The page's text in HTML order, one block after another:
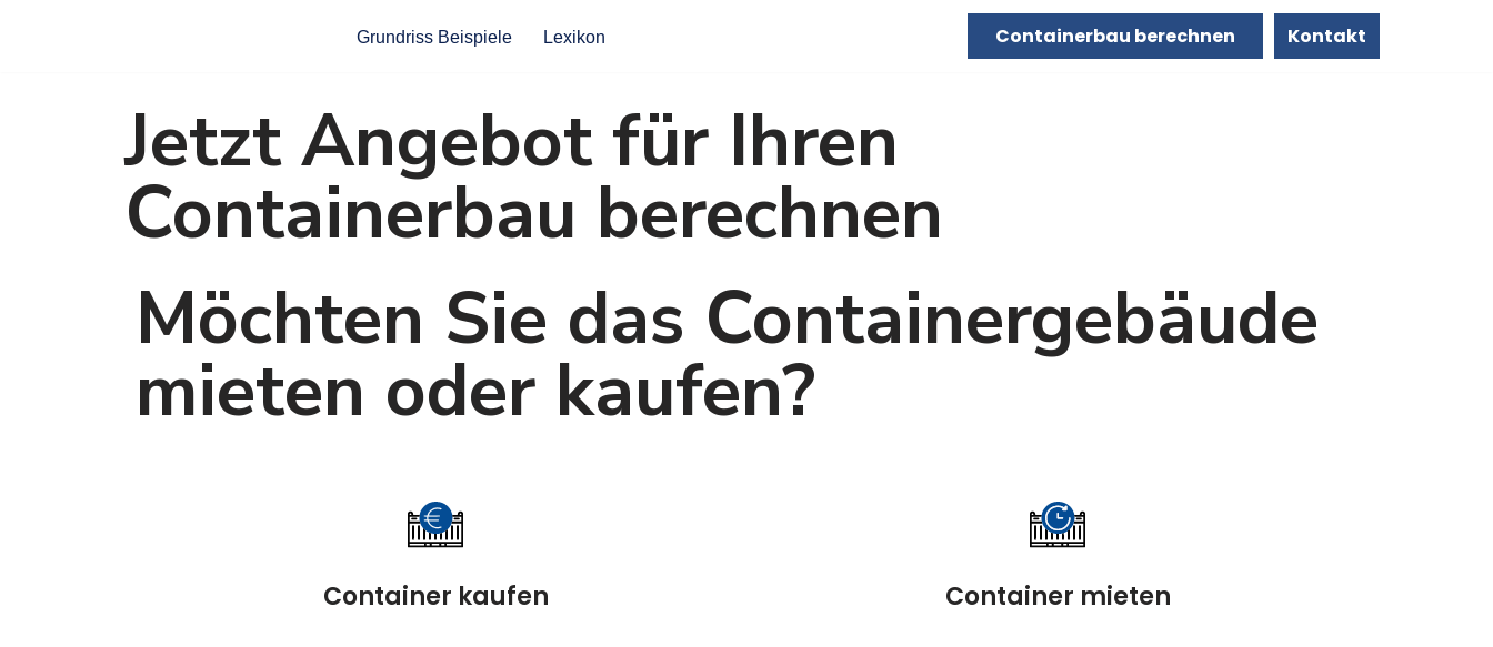
Grundriss Beispiele Lexikon Containerbau berechnen Kontakt
Jetzt Angebot für Ihren
Containerbau berechnen
Möchten Sie das Containergebäude
mieten oder kaufen?
Container kaufen Container mieten